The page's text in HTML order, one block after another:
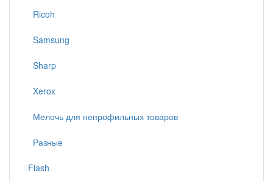
Ricoh
Samsung
Sharp
Xerox
Мелочь для непрофильных товаров
Разные
Flash